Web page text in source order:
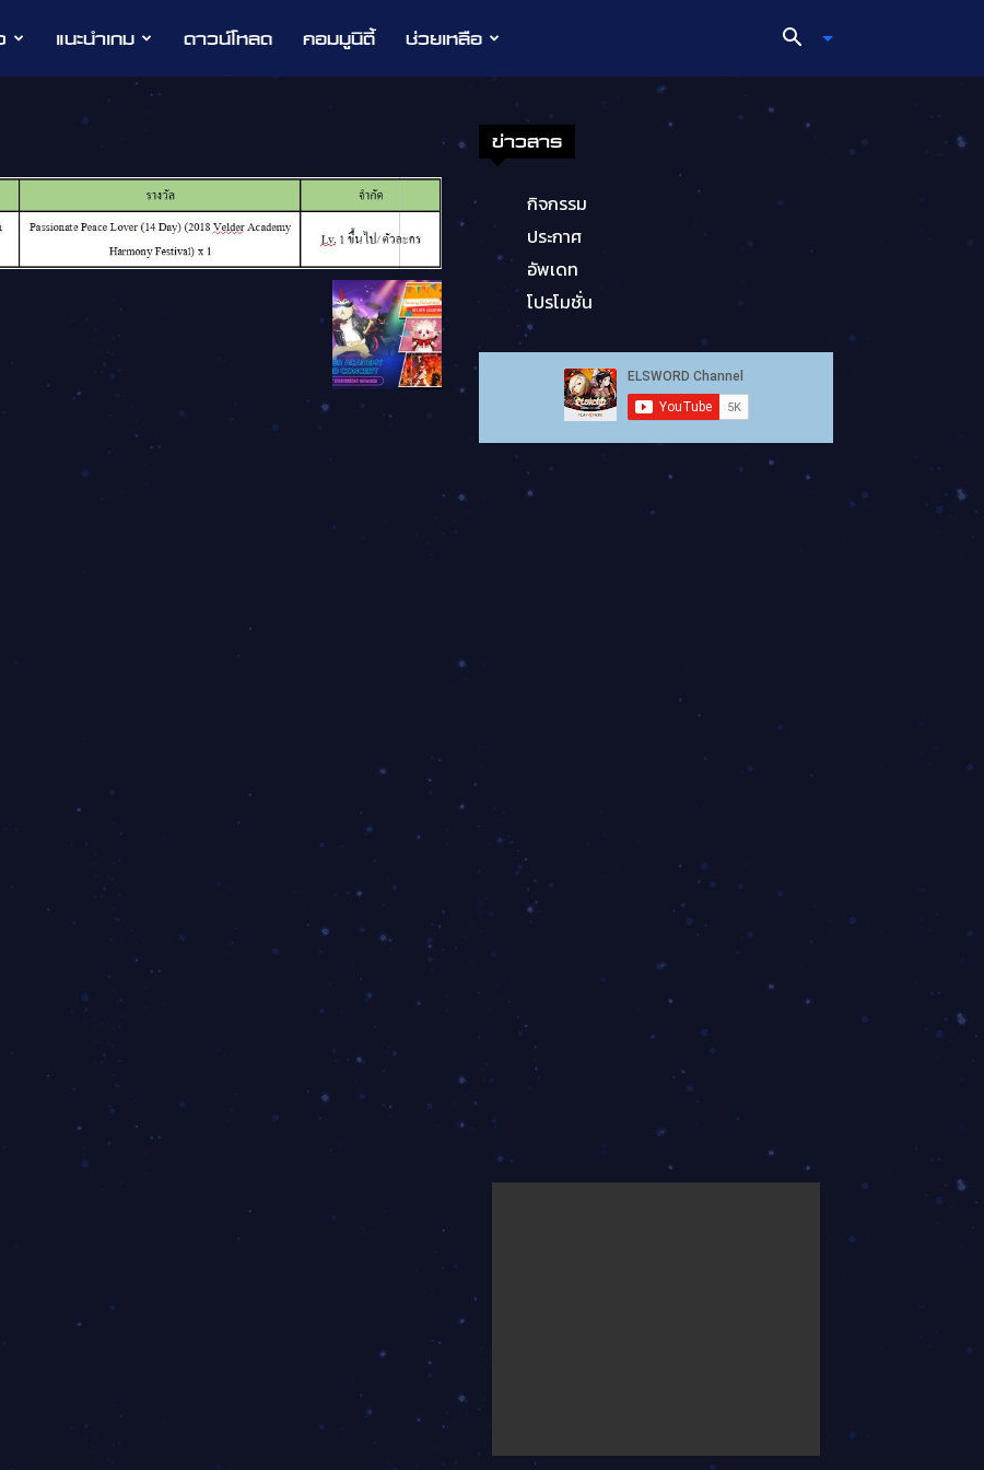
แนะนำเกม ดาวน์โหลด คอมมูนิตี้ ช่วยเหลือ
ข่าวสาร
กิจกรรม
ประกาศ
อัพเดท
โปรโมชั่น